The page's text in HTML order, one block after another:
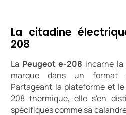
La citadine
208
La Peugeot e-208 incarne la
marque dans un format
Partageant la plateforme et
208 thermique, elle s'en
spécifiques comme sa